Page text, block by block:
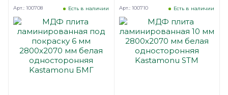
Есть в наличии
Арт.: 100708 Есть в наличии
Арт.: 100710